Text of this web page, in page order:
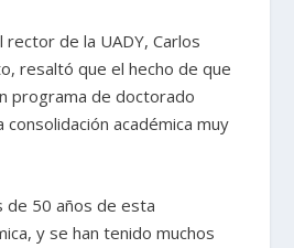
rector de la UADY, Carlos
resaltó que el hecho de que
programa de doctorado
consolidación académica muy
de 50 años de esta
y se han tenido muchos